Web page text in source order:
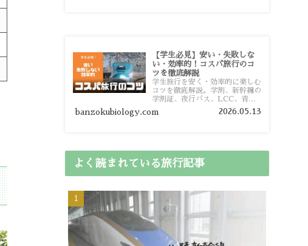
【学生必見】安い・失敗しな
い・効率的！コスパ旅行のコ
ツを徹底解説
学生旅行を安く・効率的に楽しむ
コツを徹底解説。学割、新幹線の
学割証、夜行バス、LCC、青春
18きっぷ、レンタカー割り勘な
ど、学生向けの節約旅行術を詳し
banzokubiology.com 2026.05.13
よく読まれている旅行記事